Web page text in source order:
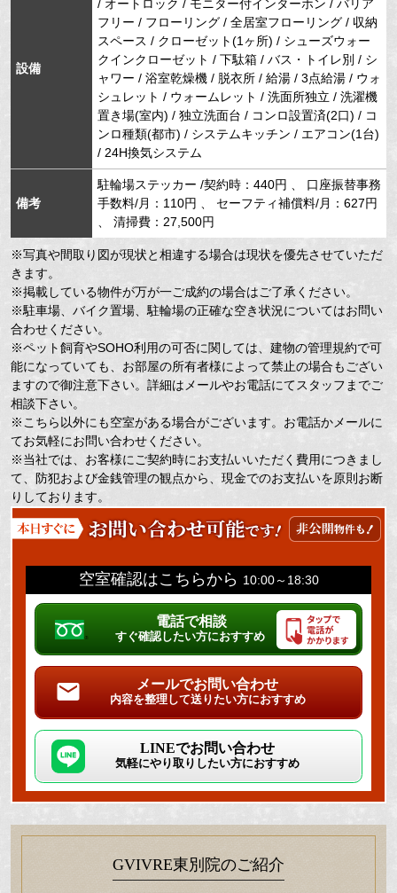
設備
/ オートロック / モニター付インターホン / バリア
フリー / フローリング / 全居室フローリング / 収納
スペース / クローゼット(1ヶ所) / シューズウォー
クインクローゼット / 下駄箱 / バス・トイレ別 / シ
ャワー / 浴室乾燥機 / 脱衣所 / 給湯 / 3点給湯 / ウォ
シュレット / ウォームレット / 洗面所独立 / 洗濯機
置き場(室内) / 独立洗面台 / コンロ設置済(2口) / コ
ンロ種類(都市) / システムキッチン / エアコン(1台)
/ 24H換気システム
備考
駐輪場ステッカー /契約時：440円 、 口座振替事務
手数料/月：110円 、 セーフティ補償料/月：627円
、 清掃費：27,500円
※写真や間取り図が現状と相違する場合は現状を優先させていただ
きます。
※掲載している物件が万が一ご成約の場合はご了承ください。
※駐車場、バイク置場、駐輪場の正確な空き状況についてはお問い
合わせください。
※ペット飼育やSOHO利用の可否に関しては、建物の管理規約で可
能になっていても、お部屋の所有者様によって禁止の場合もござい
ますので御注意下さい。詳細はメールやお電話にてスタッフまでご
相談下さい。
※こちら以外にも空室がある場合がございます。お電話かメールに
てお気軽にお問い合わせください。
※当社では、お客様にご契約時にお支払いいただく費用につきまし
て、防犯および金銭管理の観点から、現金でのお支払いを原則お断
りしております。
空室確認はこちらから 10:00～18:30
電話で相談
すぐ確認したい方におすすめ
メールでお問い合わせ
内容を整理して送りたい方におすすめ
LINEでお問い合わせ
気軽にやり取りしたい方におすすめ
GVIVRE東別院のご紹介